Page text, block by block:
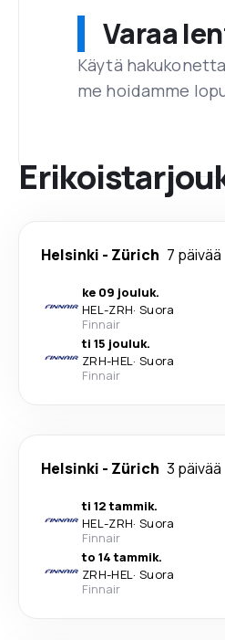
Varaa
Käytä
me hoidamme
Helsinki - Zürich 7 päivää
ke 09 jouluk.
HEL-ZRH· Suora
Finnair
ti 15 jouluk.
ZRH-HEL· Suora
Finnair
Helsinki - Zürich 3 päivää
ti 12 tammik.
HEL-ZRH· Suora
Finnair
to 14 tammik.
ZRH-HEL· Suora
Finnair